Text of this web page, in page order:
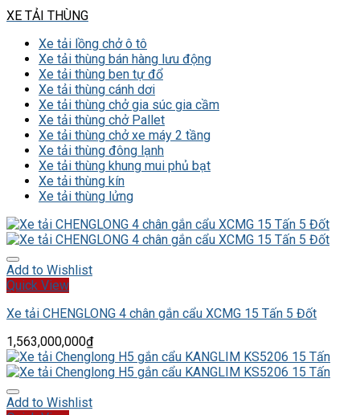
XE TẢI THÙNG
Xe tải lồng chở ô tô
Xe tải thùng bán hàng lưu động
Xe tải thùng ben tự đổ
Xe tải thùng cánh dơi
Xe tải thùng chở gia súc gia cầm
Xe tải thùng chở Pallet
Xe tải thùng chở xe máy 2 tầng
Xe tải thùng đông lạnh
Xe tải thùng khung mui phủ bạt
Xe tải thùng kín
Xe tải thùng lửng
Add to Wishlist
Quick View
Xe tải CHENGLONG 4 chân gắn cẩu XCMG 15 Tấn 5 Đốt
1,563,000,000₫
Add to Wishlist